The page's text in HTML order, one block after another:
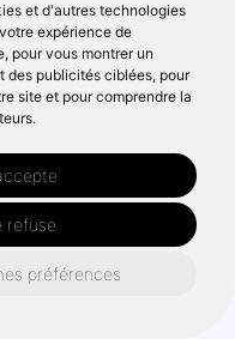
et d'autres technologies
expérience de
pour vous montrer un
des publicités ciblées, pour
site et pour comprendre la
refuse
préférences